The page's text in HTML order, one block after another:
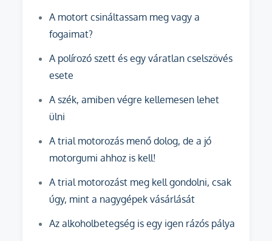
A motort csináltassam meg vagy a
fogaimat?
A polírozó szett és egy váratlan cselszövés
esete
A szék, amiben végre kellemesen lehet
ülni
A trial motorozás menő dolog, de a jó
motorgumi ahhoz is kell!
A trial motorozást meg kell gondolni, csak
úgy, mint a nagygépek vásárlását
Az alkoholbetegség is egy igen rázós pálya